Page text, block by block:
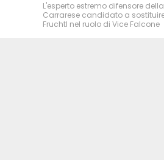
L'esperto estremo difensore della
Carrarese candidato a
Fruchtl nel ruolo di Vice Falcone